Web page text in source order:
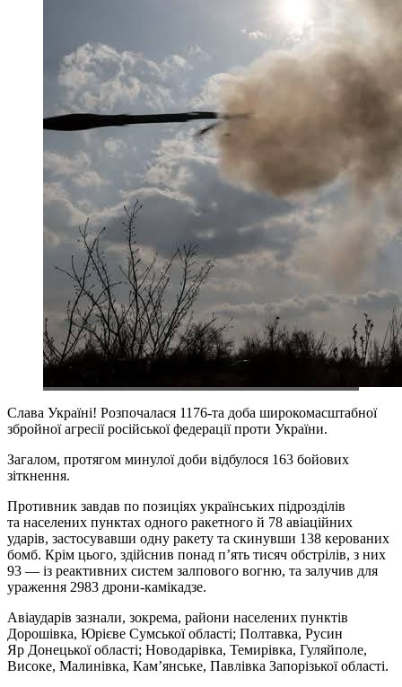
Слава Україні! Розпочалася 1176-та доба широкомасштабної
збройної агресії російської федерації проти України.
Загалом, протягом минулої доби відбулося 163 бойових
зіткнення.
Противник завдав по позиціях українських підрозділів
та населених пунктах одного ракетного й 78 авіаційних
ударів, застосувавши одну ракету та скинувши 138 керованих
бомб. Крім цього, здійснив понад п’ять тисяч обстрілів, з них
93 — із реактивних систем залпового вогню, та залучив для
ураження 2983 дрони-камікадзе.
Авіаударів зазнали, зокрема, райони населених пунктів
Дорошівка, Юрієве Сумської області; Полтавка, Русин
Яр Донецької області; Новодарівка, Темирівка, Гуляйполе,
Високе, Малинівка, Кам’янське, Павлівка Запорізької області.